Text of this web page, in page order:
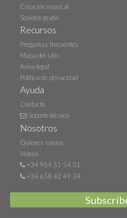
Creación musical
Sonidos gratis
Recursos
Preguntas frecuentes
Mapa del sitio
Aviso legal
Política de privacidad
Ayuda
Contacto
Soporte técnico
Nosotros
Quienes somos
Videos
+34 954 51 54 51
+34 658 42 49 34